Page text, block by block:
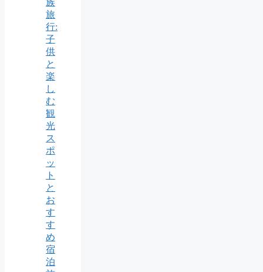
族
旅
行:
子
供
と
楽
し
む
観
光
ス
ポ
ッ
ト
と
お
す
す
め
宿
泊